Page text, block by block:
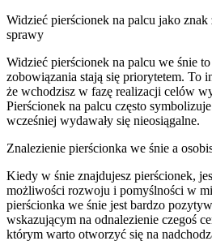
Widzieć pierścionek na palcu jako
sprawy
Widzieć pierścionek na palcu we śnie
zobowiązania stają się priorytetem. To
że wchodzisz w fazę realizacji celów
Pierścionek na palcu często
wcześniej wydawały się nieosiągalne.
Znalezienie pierścionka we śnie a
Kiedy w śnie znajdujesz pierścionek,
możliwości rozwoju i pomyślności w
pierścionka we śnie jest bardzo
wskazującym na odnalezienie czegoś
którym warto otworzyć się na